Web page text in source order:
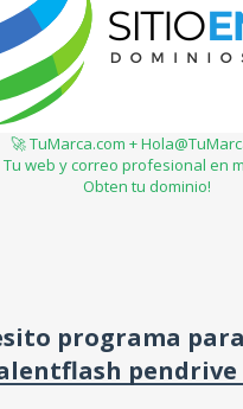
🚀 TuMarca.com +
Tu web y correo profesional en
Obten tu dominio!
programa para
pendrive